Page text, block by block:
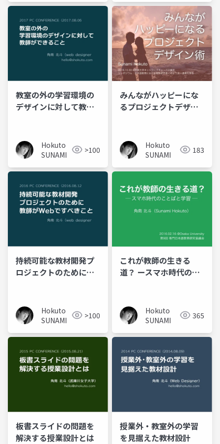
教室の外の学習環境の
デザインに対して教師
Hokuto
SUNAMI
>100
みんながハッピーにな
るプロジェクトデザイ
Hokuto
SUNAMI
183
持続可能な教材開発プ
ロジェクトのために教
Hokuto
SUNAMI
>100
これが教師の生きる
道？ ースマホ時代のこ
Hokuto
SUNAMI
365
板書スライドの問題を
解決する授業設計とは
授業外・教室外の学習
を見据えた教材設計